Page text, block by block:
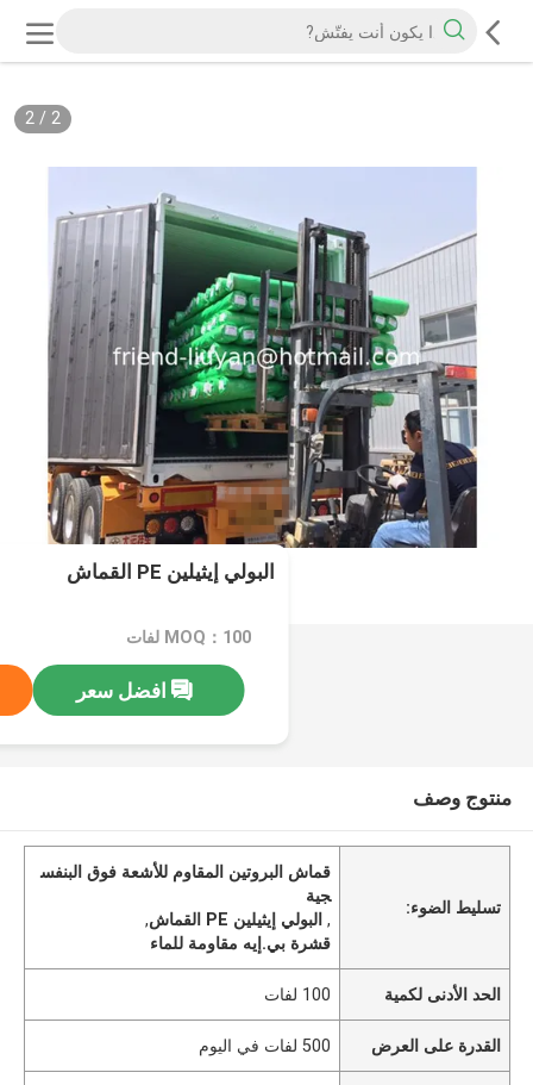
2
/
2
البولي إيثيلين PE القماش
MOQ：100 لفات
افضل سعر
منتوج وصف
تسليط الضوء:
قماش البروتين المقاوم للأشعة فوق البنفس
جية
,البولي إيثيلين PE القماش
,
قشرة بي.إيه مقاومة للماء
الحد الأدنى لكمية 100 لفات
القدرة على العرض 500 لفات في اليوم